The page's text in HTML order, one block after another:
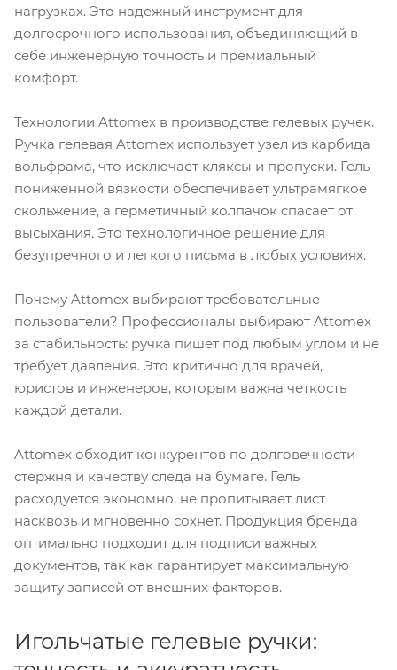
нагрузках. Это надежный инструмент для
долгосрочного использования, объединяющий в
себе инженерную точность и премиальный
комфорт.
Технологии Attomex в производстве гелевых ручек.
Ручка гелевая Attomex использует узел из карбида
вольфрама, что исключает кляксы и пропуски. Гель
пониженной вязкости обеспечивает ультрамягкое
скольжение, а герметичный колпачок спасает от
высыхания. Это технологичное решение для
безупречного и легкого письма в любых условиях.
Почему Attomex выбирают требовательные
пользователи? Профессионалы выбирают Attomex
за стабильность: ручка пишет под любым углом и не
требует давления. Это критично для врачей,
юристов и инженеров, которым важна четкость
каждой детали.
Attomex обходит конкурентов по долговечности
стержня и качеству следа на бумаге. Гель
расходуется экономно, не пропитывает лист
насквозь и мгновенно сохнет. Продукция бренда
оптимально подходит для подписи важных
документов, так как гарантирует максимальную
защиту записей от внешних факторов.
Игольчатые гелевые ручки: